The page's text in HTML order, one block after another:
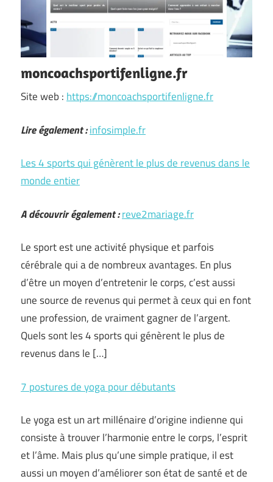
moncoachsportifenligne.fr
Site web : https://moncoachsportifenligne.fr
Lire également :infosimple.fr
Les 4 sports qui génèrent le plus de revenus dans le
monde entier
A découvrir également :reve2mariage.fr
Le sport est une activité physique et parfois
cérébrale qui a de nombreux avantages. En plus
d’être un moyen d’entretenir le corps, c’est aussi
une source de revenus qui permet à ceux qui en font
une profession, de vraiment gagner de l’argent.
Quels sont les 4 sports qui génèrent le plus de
revenus dans le […]
7 postures de yoga pour débutants
Le yoga est un art millénaire d’origine indienne qui
consiste à trouver l’harmonie entre le corps, l’esprit
et l’âme. Mais plus qu’une simple pratique, il est
aussi un moyen d’améliorer son état de santé et de